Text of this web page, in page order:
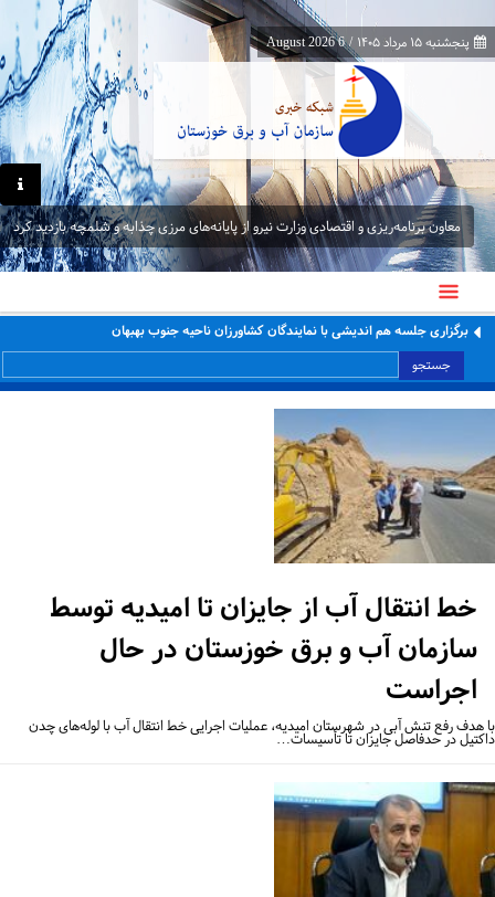
پنجشنبه ۱۵ مرداد ۱۴۰۵ /
6 August 2026
معاون برنامه‌ریزی و اقتصادی وزارت نیرو از پایانه‌های مرزی چذابه و شلمچه بازدید کرد
برگزاری جلسه هم اندیشی با نمایندگان کشاورزان ناحیه جنوب بهبهان
جستجو
خط انتقال آب از جایزان تا امیدیه توسط
سازمان آب و برق خوزستان در حال
اجراست
هدف رفع تنش آبی در شهرستان امیدیه، عملیات اجرایی خط انتقال آب با لوله‌های چدن
در حدفاصل جایزان تا تأسیسات…